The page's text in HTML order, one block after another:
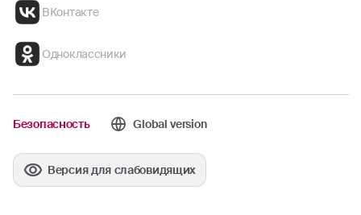
ВКонтакте
Одноклассники
Безопасность Global version
Версия для слабовидящих